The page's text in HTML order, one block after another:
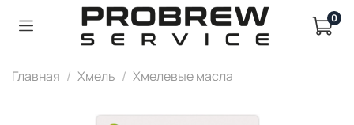
0
Главная Хмель Хмелевые масла